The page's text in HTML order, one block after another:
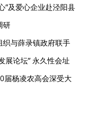
”及爱心企业赴泾阳县
研
与薛录镇政府联手
展论坛” 永久性会址
届杨凌农高会深受大